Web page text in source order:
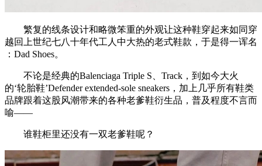
繁复的线条设计和略微笨重的外观让这种鞋穿起来如同穿
越回上世纪七八十年代工人中大热的老式鞋款，于是得一诨名
：Dad Shoes。
不论是经典的Balenciaga Triple S、Track，到如今大火
的‘轮胎鞋’Defender extended-sole sneakers，加上几乎所有鞋类
品牌跟着这股风潮带来的各种老爹鞋衍生品，普及程度不言而
喻——
谁鞋柜里还没有一双老爹鞋呢？